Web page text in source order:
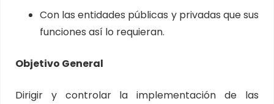
Con las entidades públicas y privadas que sus
funciones así lo requieran.
Objetivo General
Dirigir y controlar la implementación de las